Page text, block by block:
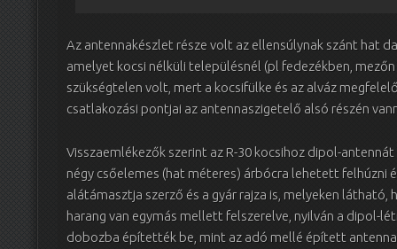
Az antennakészlet része volt az ellensúlynak szánt hat
amelyet kocsi nélküli településnél (pl fedezékben,
szükségtelen volt, mert a kocsifülke és az alváz
csatlakozási pontjai az antennaszigetelő alsó részén
Visszaemlékezők szerint az R-30 kocsihoz dipol-
négy csőelemes (hat méteres) árbócra lehetett felhúzni
alátámasztja szerző és a gyár rajza is, melyeken
harang van egymás mellett felszerelve, nyilván a dipol-
dobozba építették be, mint az adó mellé épített